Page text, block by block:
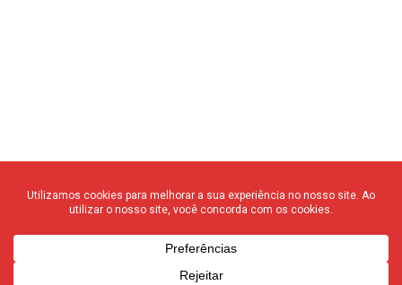
© 2020 F3 Notícias – Todos os direitos reservados